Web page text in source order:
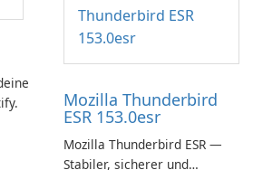
Mozilla Thunderbird
ESR 153.0esr
Mozilla Thunderbird ESR —
Stabiler, sicherer und